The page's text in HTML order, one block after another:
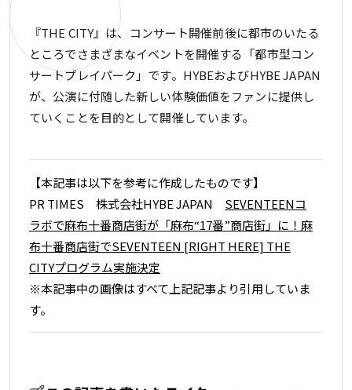
『THE CITY』は、コンサート開催前後に都市のいたる
ところでさまざまなイベントを開催する「都市型コン
サートプレイパーク」です。HYBEおよびHYBE JAPAN
が、公演に付随した新しい体験価値をファンに提供し
ていくことを目的として開催しています。
【本記事は以下を参考に作成したものです】
PR TIMES 株式会社HYBE JAPAN
SEVENTEENコ
ラボで麻布十番商店街が「麻布“17番”商店街」に！麻
布十番商店街でSEVENTEEN [RIGHT HERE] THE
CITYプログラム実施決定
※本記事中の画像はすべて上記記事より引用していま
す。